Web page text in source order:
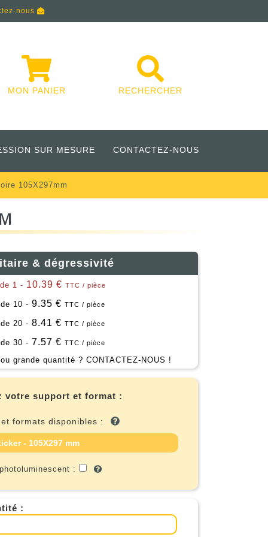
nous
MON PANIER RECHERCHER
SUR MESURE CONTACTEZ-NOUS
105X297mm
& dégressivité
1 - 10.39 € TTC / pièce
10 - 9.35 € TTC / pièce
20 - 8.41 € TTC / pièce
30 - 7.57 € TTC / pièce
grande quantité ? CONTACTEZ-NOUS !
votre support et format :
formats disponibles :
- 105X297 mm
:
: